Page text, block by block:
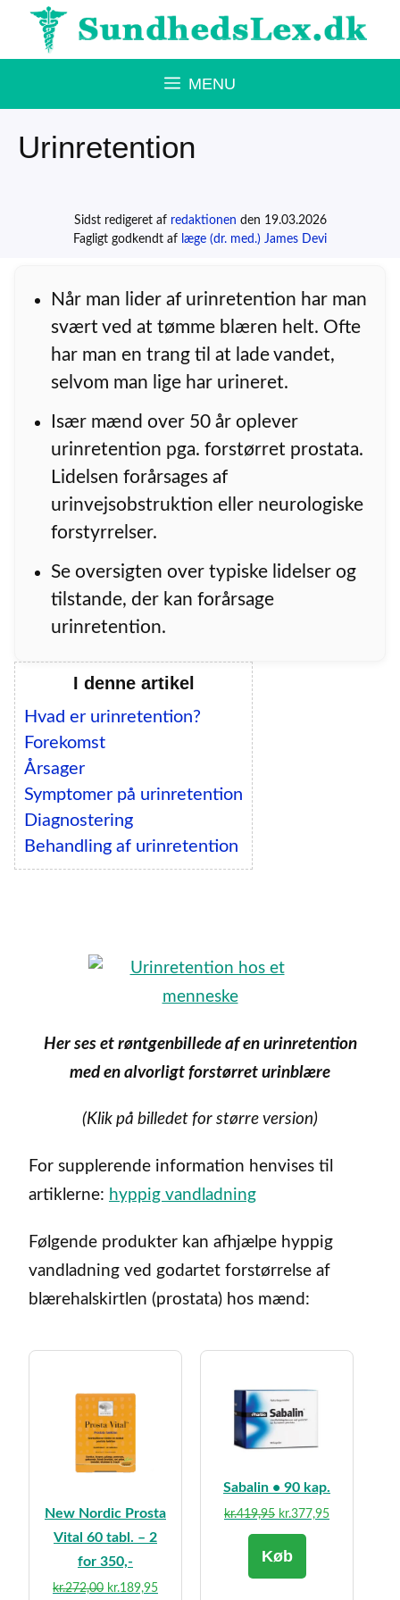
Hop
MENU
Urinretention
Sidst redigeret af redaktionen den 19.03.2026
Fagligt godkendt af læge (dr. med.) James Devi
Når man lider af urinretention har man
svært ved at tømme blæren helt. Ofte
har man en trang til at lade vandet,
selvom man lige har urineret.
Især mænd over 50 år oplever
urinretention pga. forstørret prostata.
Lidelsen forårsages af
urinvejsobstruktion eller neurologiske
forstyrrelser.
Se oversigten over typiske lidelser og
tilstande, der kan forårsage
urinretention.
I denne artikel
Hvad er urinretention?
Forekomst
Årsager
Symptomer på urinretention
Diagnostering
Behandling af urinretention
Her ses et røntgenbillede af en urinretention
med en alvorligt forstørret urinblære
(Klik på billedet for større version)
For supplerende information henvises til
artiklerne: hyppig vandladning
Følgende produkter kan afhjælpe hyppig
vandladning ved godartet forstørrelse af
blærehalskirtlen (prostata) hos mænd:
New Nordic Prosta
Vital 60 tabl. – 2
for 350,-
kr.272,00 Den
kr.189,95Den
Sabalin • 90 kap.
kr.419,95 Den
oprindelige
pris
kr.377,95Den
Køb